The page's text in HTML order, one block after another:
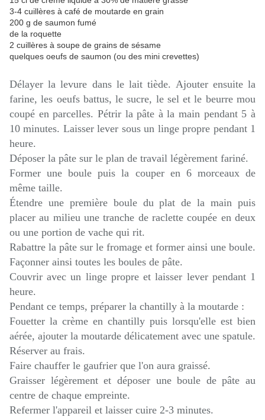
3-4 cuillères à café de moutarde en grain
200 g de saumon fumé
de la roquette
2 cuillères à soupe de grains de sésame
quelques oeufs de saumon (ou des mini crevettes)
Délayer la levure dans le lait tiède. Ajouter ensuite la
farine, les oeufs battus, le sucre, le sel et le beurre mou
coupé en parcelles. Pétrir la pâte à la main pendant 5 à
10 minutes. Laisser lever sous un linge propre pendant 1
heure.
Déposer la pâte sur le plan de travail légèrement fariné.
Former une boule puis la couper en 6 morceaux de
même taille.
Étendre une première boule du plat de la main puis
placer au milieu une tranche de raclette coupée en deux
ou une portion de vache qui rit.
Rabattre la pâte sur le fromage et former ainsi une boule.
Façonner ainsi toutes les boules de pâte.
Couvrir avec un linge propre et laisser lever pendant 1
heure.
Pendant ce temps, préparer la chantilly à la moutarde :
Fouetter la crème en chantilly puis lorsqu'elle est bien
aérée, ajouter la moutarde délicatement avec une spatule.
Réserver au frais.
Faire chauffer le gaufrier que l'on aura graissé.
Graisser légèrement et déposer une boule de pâte au
centre de chaque empreinte.
Refermer l'appareil et laisser cuire 2-3 minutes.